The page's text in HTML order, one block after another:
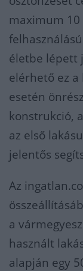
maximum
életbe lépett
elérhető ez a
esetén
konstrukció,
az első
jelentős
Az
a
használt
alapján egy